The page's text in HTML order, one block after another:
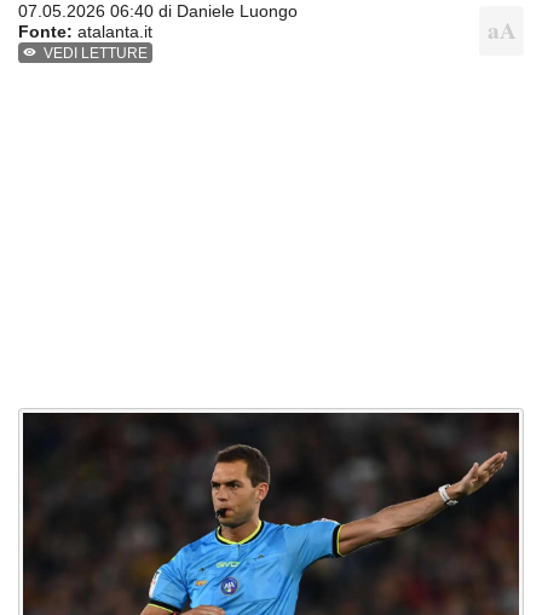
07.05.2026 06:40 di Daniele Luongo
Fonte: atalanta.it
VEDI LETTURE